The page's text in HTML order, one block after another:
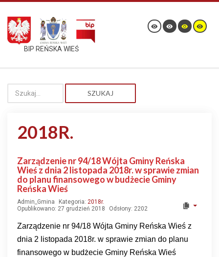
BIP REŃSKA WIEŚ
SZUKAJ
2018R.
Zarządzenie nr 94/18 Wójta Gminy Reńska
Wieś z dnia 2 listopada 2018r. w sprawie zmian
do planu finansowego w budżecie Gminy
Reńska Wieś
Admin_Gmina Kategoria: 2018r.
Opublikowano: 27 grudzień 2018
Odsłony: 2202
Zarządzenie nr 94/18 Wójta Gminy Reńska Wieś z
dnia 2 listopada 2018r. w sprawie zmian do planu
finansowego w budżecie Gminy Reńska Wieś